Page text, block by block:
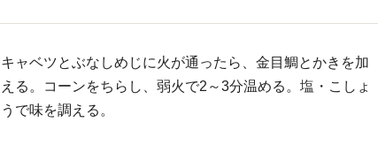
キャベツとぶなしめじに火が通ったら、金目鯛とかきを加
える。コーンをちらし、弱火で2～3分温める。塩・こしょ
うで味を調える。